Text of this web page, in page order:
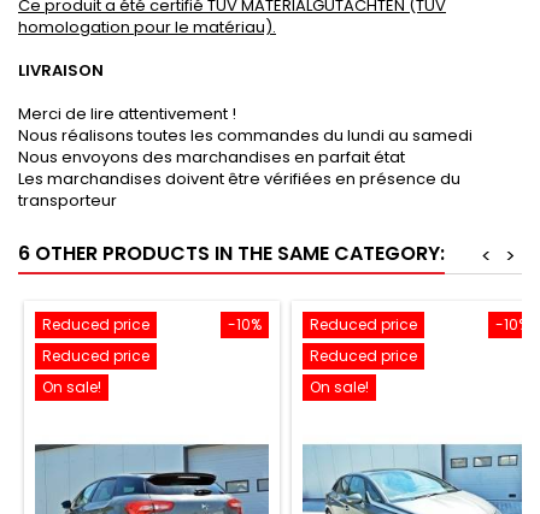
Ce produit a été certifié TUV MATERIALGUTACHTEN (TUV
homologation pour le matériau).
LIVRAISON
Merci de lire attentivement !
Nous réalisons toutes les commandes du lundi au samedi
Nous envoyons des marchandises en parfait état
Les marchandises doivent être vérifiées en présence du
transporteur
6 OTHER PRODUCTS IN THE SAME CATEGORY: >
<
-10%
Reduced price
Reduced price
On sale!
-10%
Reduced price
Reduced price
On sale!